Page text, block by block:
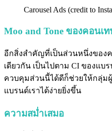
Carousel Ads (credit to
Moo and Tone ของคอนเ
อีกสิ่งสำคัญที่เป็นส่วนหนึ่งของ
เดียวกัน เป็นไปตาม CI ของแบ
ควบคุมส่วนนี้ได้ดีก็ช่วยให้กลุ่ม
แบรนด์เราได้ง่ายยิ่งขึ้น
ความสม่ำเสมอ